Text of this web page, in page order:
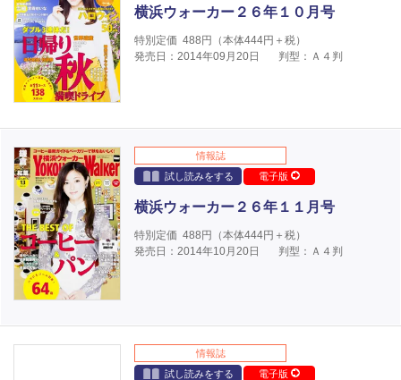
横浜ウォーカー２６年１０月号
特別定価 488円（本体444円＋税）
発売日：2014年09月20日
判型：Ａ４判
情報誌
試し読みをする
電子版
横浜ウォーカー２６年１１月号
特別定価 488円（本体444円＋税）
発売日：2014年10月20日
判型：Ａ４判
情報誌
試し読みをする
電子版